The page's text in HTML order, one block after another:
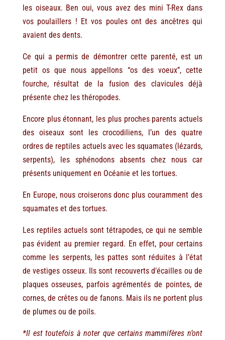
les oiseaux. Ben oui, vous avez des mini T-Rex dans
vos poulaillers ! Et vos poules ont des ancêtres qui
avaient des dents.
Ce qui a permis de démontrer cette parenté, est un
petit os que nous appellons “os des voeux”, cette
fourche, résultat de la fusion des clavicules déjà
présente chez les théropodes.
Encore plus étonnant, les plus proches parents actuels
des oiseaux sont les crocodiliens, l’un des quatre
ordres de reptiles actuels avec les squamates (lézards,
serpents), les sphénodons absents chez nous car
présents uniquement en Océanie et les tortues.
En Europe, nous croiserons donc plus couramment des
squamates et des tortues.
Les reptiles actuels sont tétrapodes, ce qui ne semble
pas évident au premier regard. En effet, pour certains
comme les serpents, les pattes sont réduites à l’état
de vestiges osseux. Ils sont recouverts d’écailles ou de
plaques osseuses, parfois agrémentés de pointes, de
cornes, de crêtes ou de fanons. Mais ils ne portent plus
de plumes ou de poils.
*Il est toutefois à noter que certains mammifères n’ont